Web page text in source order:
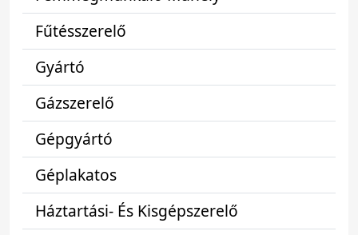
Fűtésszerelő
Gyártó
Gázszerelő
Gépgyártó
Géplakatos
Háztartási- És Kisgépszerelő